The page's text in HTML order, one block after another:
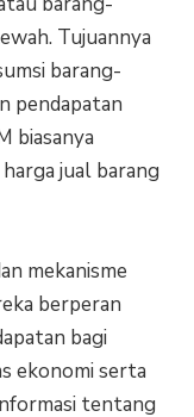
Tujuannya
barang-
pendapatan
biasanya
jual barang
mekanisme
berperan
bagi
ekonomi serta
tentang